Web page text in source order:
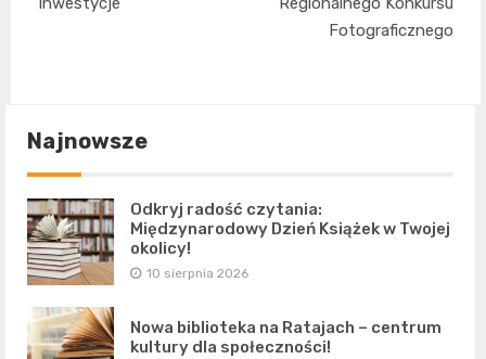
Fotograficznego
Najnowsze
Odkryj radość czytania:
Międzynarodowy Dzień Książek w Twojej
okolicy!
10 sierpnia 2026
Nowa biblioteka na Ratajach – centrum
kultury dla społeczności!